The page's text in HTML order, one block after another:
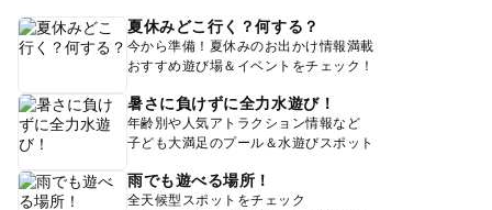
夏休みどこ行く？何する？
今から準備！夏休みのお出かけ情報満載
おすすめ遊び場＆イベントをチェック！
暑さに負けずに全力水遊び！
年齢別や人気アトラクション情報など
子ども大満足のプール＆水遊びスポット
雨でも遊べる場所！
全天候型スポットをチェック